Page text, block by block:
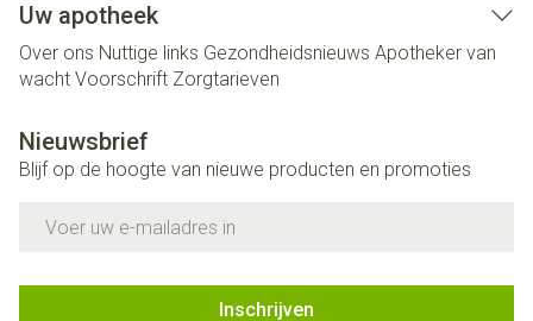
Uw apotheek
Over ons Nuttige links Gezondheidsnieuws Apotheker van
wacht Voorschrift Zorgtarieven
Nieuwsbrief
Blijf op de hoogte van nieuwe producten en promoties
Inschrijven